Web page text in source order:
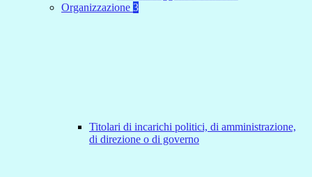
Organizzazione 3
Titolari di incarichi politici, di amministrazione,
di direzione o di governo